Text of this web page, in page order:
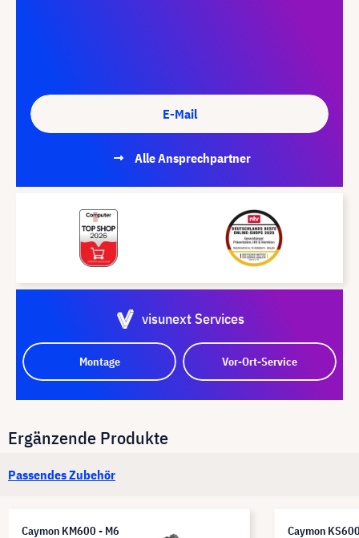
E-Mail
Alle Ansprechpartner
visunext Services
Montage Vor-Ort-Service
Ergänzende Produkte
Passendes Zubehör
Caymon KM600 - M6
Caymon